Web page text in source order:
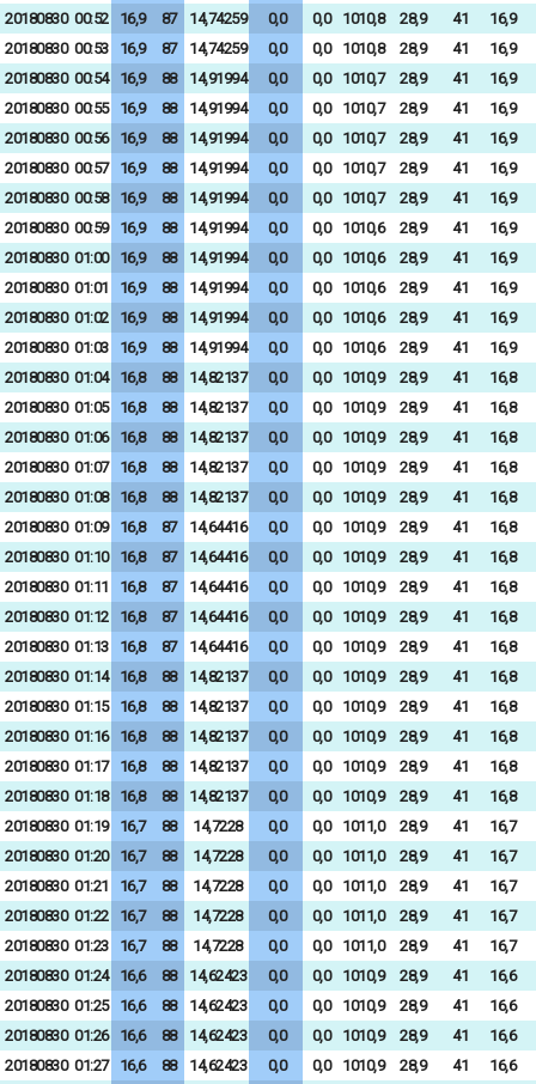
20180830 00:52 16,9 87 14,74259 0,0 0,0 1010,8 28,9 41
16,9
20180830 00:53 16,9 87 14,74259 0,0 0,0 1010,8 28,9 41
16,9
20180830 00:54 16,9 88 14,91994 0,0 0,0 1010,7 28,9 41
16,9
20180830 00:55 16,9 88 14,91994 0,0 0,0 1010,7 28,9 41
16,9
20180830 00:56 16,9 88 14,91994 0,0 0,0 1010,7 28,9 41
16,9
20180830 00:57 16,9 88 14,91994 0,0 0,0 1010,7 28,9 41
16,9
20180830 00:58 16,9 88 14,91994 0,0 0,0 1010,7 28,9 41
16,9
20180830 00:59 16,9 88 14,91994 0,0 0,0 1010,6 28,9 41
16,9
20180830 01:00 16,9 88 14,91994 0,0 0,0 1010,6 28,9 41
16,9
20180830 01:01 16,9 88 14,91994 0,0 0,0 1010,6 28,9 41
16,9
20180830 01:02 16,9 88 14,91994 0,0 0,0 1010,6 28,9 41
16,9
20180830 01:03 16,9 88 14,91994 0,0 0,0 1010,6 28,9 41
16,9
20180830 01:04 16,8 88 14,82137 0,0 0,0 1010,9 28,9 41
16,8
20180830 01:05 16,8 88 14,82137 0,0 0,0 1010,9 28,9 41
16,8
20180830 01:06 16,8 88 14,82137 0,0 0,0 1010,9 28,9 41
16,8
20180830 01:07 16,8 88 14,82137 0,0 0,0 1010,9 28,9 41
16,8
20180830 01:08 16,8 88 14,82137 0,0 0,0 1010,9 28,9 41
16,8
20180830 01:09 16,8 87 14,64416 0,0 0,0 1010,9 28,9 41
16,8
20180830 01:10 16,8 87 14,64416 0,0 0,0 1010,9 28,9 41
16,8
20180830 01:11 16,8 87 14,64416 0,0 0,0 1010,9 28,9 41
16,8
20180830 01:12 16,8 87 14,64416 0,0 0,0 1010,9 28,9 41
16,8
20180830 01:13 16,8 87 14,64416 0,0 0,0 1010,9 28,9 41
16,8
20180830 01:14 16,8 88 14,82137 0,0 0,0 1010,9 28,9 41
16,8
20180830 01:15 16,8 88 14,82137 0,0 0,0 1010,9 28,9 41
16,8
20180830 01:16 16,8 88 14,82137 0,0 0,0 1010,9 28,9 41
16,8
20180830 01:17 16,8 88 14,82137 0,0 0,0 1010,9 28,9 41
16,8
20180830 01:18 16,8 88 14,82137 0,0 0,0 1010,9 28,9 41
16,8
20180830 01:19 16,7 88 14,7228 0,0 0,0 1011,0 28,9 41
16,7
20180830 01:20 16,7 88 14,7228 0,0 0,0 1011,0 28,9 41
16,7
20180830 01:21 16,7 88 14,7228 0,0 0,0 1011,0 28,9 41
16,7
20180830 01:22 16,7 88 14,7228 0,0 0,0 1011,0 28,9 41
16,7
20180830 01:23 16,7 88 14,7228 0,0 0,0 1011,0 28,9 41
16,7
20180830 01:24 16,6 88 14,62423 0,0 0,0 1010,9 28,9 41
16,6
20180830 01:25 16,6 88 14,62423 0,0 0,0 1010,9 28,9 41
16,6
20180830 01:26 16,6 88 14,62423 0,0 0,0 1010,9 28,9 41
16,6
20180830 01:27 16,6 88 14,62423 0,0 0,0 1010,9 28,9 41
16,6